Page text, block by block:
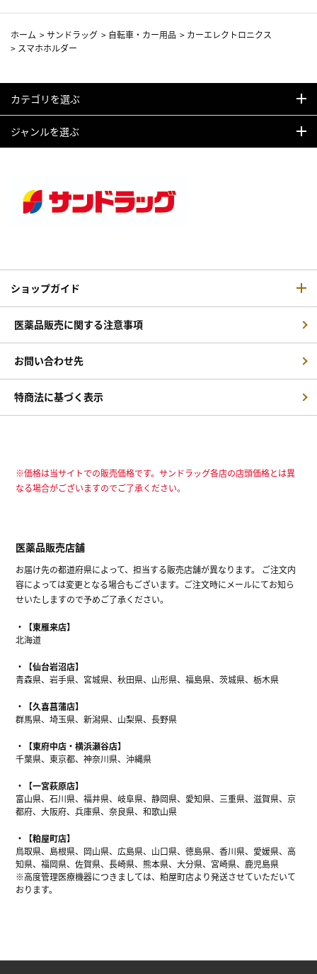
ホーム >サンドラッグ > 自転車・カー用品 > カーエレクトロニクス
> スマホホルダー
カテゴリを選ぶ
ジャンルを選ぶ
ショップガイド
医薬品販売に関する注意事項
お問い合わせ先
特商法に基づく表示
※価格は当サイトでの販売価格です。サンドラッグ各店の店頭価格とは異
なる場合がございますのでご了承ください。
医薬品販売店舗
お届け先の都道府県によって、担当する販売店舗が異なります。 ご注文内
容によっては変更となる場合もございます。ご注文時にメールにてお知ら
せいたしますので予めご了承ください。
【東雁来店】
北海道
【仙台岩沼店】
青森県、岩手県、宮城県、秋田県、山形県、福島県、茨城県、栃木県
【久喜菖蒲店】
群馬県、埼玉県、新潟県、山梨県、長野県
【東府中店・横浜瀬谷店】
千葉県、東京都、神奈川県、沖縄県
【一宮萩原店】
富山県、石川県、福井県、岐阜県、静岡県、愛知県、三重県、滋賀県、京
都府、大阪府、兵庫県、奈良県、和歌山県
【粕屋町店】
鳥取県、島根県、岡山県、広島県、山口県、徳島県、香川県、愛媛県、高
知県、福岡県、佐賀県、長崎県、熊本県、大分県、宮崎県、鹿児島県
※高度管理医療機器につきましては、粕屋町店より発送させていただいて
おります。